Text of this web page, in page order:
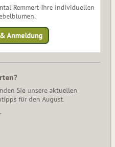
Remmert Ihre individuellen
Anmeldung
Sie unsere aktuellen
für den August.